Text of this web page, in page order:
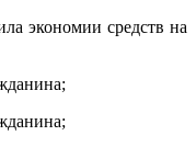
экономии средств на